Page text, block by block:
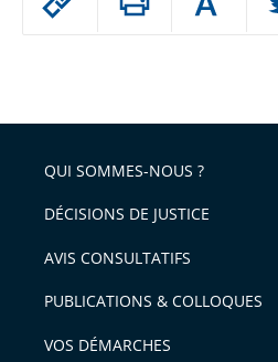
arriver
après
Augmenter
ou
l'article
pour
avant
QUI SOMMES-NOUS ?
DÉCISIONS DE JUSTICE
AVIS CONSULTATIFS
PUBLICATIONS & COLLOQUES
VOS DÉMARCHES